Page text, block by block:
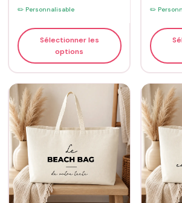
✏️ Personnalisable
Sélectionner les
options
✏️